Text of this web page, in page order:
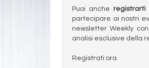
Puoi anche registrarti
partecipare ai nostri
newsletter Weekly
analisi esclusive della
Registrati ora.